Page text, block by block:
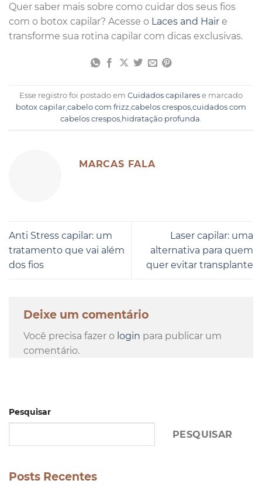
Quer saber mais sobre como cuidar dos seus fios
com o botox capilar? Acesse o Laces and Hair e
transforme sua rotina capilar com dicas exclusivas.
Esse registro foi postado em Cuidados capilares e marcado
botox capilar cabelo com frizz cabelos crespos cuidados com
cabelos crespos hidratação profunda
MARCAS FALA
Anti Stress capilar: um
tratamento que vai além
dos fios
Laser capilar: uma
alternativa para quem
quer evitar transplante
Deixe um comentário
Você precisa fazer o login para publicar um
comentário.
Pesquisar
PESQUISAR
Posts Recentes